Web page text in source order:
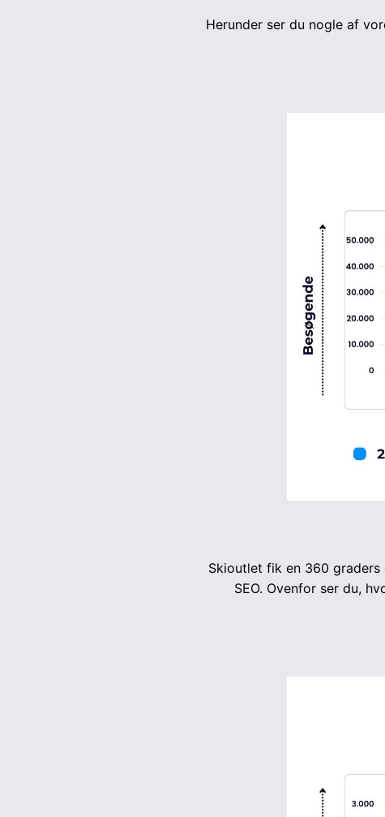
Herunder ser du nogle af
Skioutlet fik en 360
SEO. Ovenfor ser du,